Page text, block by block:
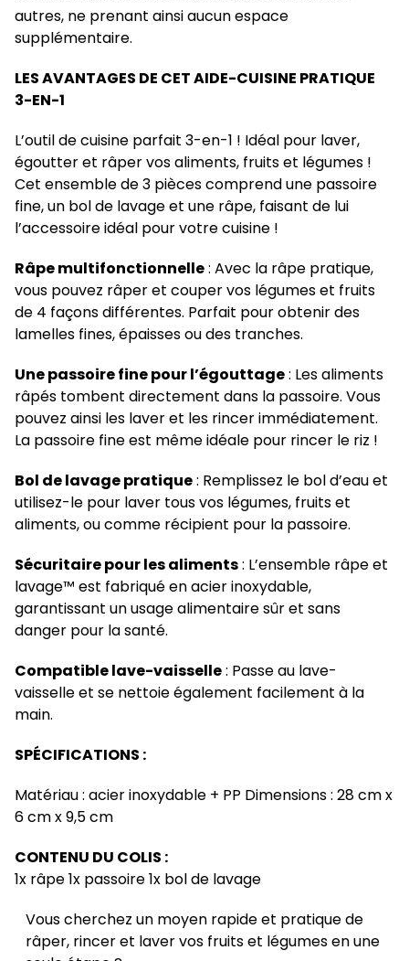
autres, ne prenant ainsi aucun espace
supplémentaire.
LES AVANTAGES DE CET AIDE-CUISINE PRATIQUE
3-EN-1
L’outil de cuisine parfait 3-en-1 ! Idéal pour laver,
égoutter et râper vos aliments, fruits et légumes !
Cet ensemble de 3 pièces comprend une passoire
fine, un bol de lavage et une râpe, faisant de lui
l’accessoire idéal pour votre cuisine !
Râpe multifonctionnelle: Avec la râpe pratique,
vous pouvez râper et couper vos légumes et fruits
de 4 façons différentes. Parfait pour obtenir des
lamelles fines, épaisses ou des tranches.
Une passoire fine pour l’égouttage: Les aliments
râpés tombent directement dans la passoire. Vous
pouvez ainsi les laver et les rincer immédiatement.
La passoire fine est même idéale pour rincer le riz !
Bol de lavage pratique: Remplissez le bol d’eau et
utilisez-le pour laver tous vos légumes, fruits et
aliments, ou comme récipient pour la passoire.
Sécuritaire pour les aliments: L’ensemble râpe et
lavage™ est fabriqué en acier inoxydable,
garantissant un usage alimentaire sûr et sans
danger pour la santé.
Compatible lave-vaisselle: Passe au lave-
vaisselle et se nettoie également facilement à la
main.
SPÉCIFICATIONS :
Matériau : acier inoxydable + PP Dimensions : 28 cm x
6 cm x 9,5 cm
CONTENU DU COLIS :
1x râpe 1x passoire 1x bol de lavage
Vous cherchez un moyen rapide et pratique de
râper, rincer et laver vos fruits et légumes en une